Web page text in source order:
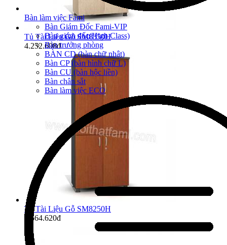
Tủ Tài Liệu Gỗ SM8350H
4.252.608đ
Tủ Tài Liệu Gỗ SM8250H
4.564.620đ
Bàn làm việc Fami
Bàn Giám Đốc Fami-VIP
Bàn giám đốc(High Class)
Bàn trưởng phòng
BÀN CD (bàn chữ nhật)
Bàn CP (bàn hình chữ L)
Bàn CU (bàn hộc liền)
Bàn chân sắt
Bàn làm việc ECO